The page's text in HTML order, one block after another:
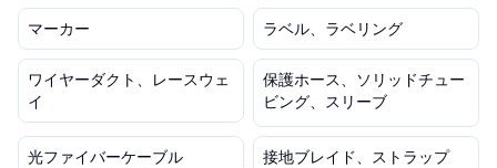
マーカー ラベル、ラベリング
ワイヤーダクト、レースウェ
イ
保護ホース、ソリッドチュー
ビング、スリーブ
光ファイバーケーブル 接地ブレイド、ストラップ